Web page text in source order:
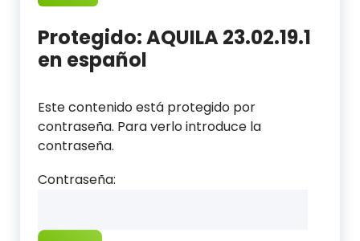
Protegido: AQUILA 23.02.19.1
en español
Este contenido está protegido por
contraseña. Para verlo introduce la
contraseña.
Contraseña: